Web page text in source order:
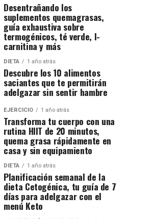
Desentrañando los
suplementos quemagrasas,
guía exhaustiva sobre
termogénicos, té verde, l-
carnitina y más
DIETA 1 año atrás
Descubre los 10 alimentos
saciantes que te permitirán
adelgazar sin sentir hambre
EJERCICIO 1 año atrás
Transforma tu cuerpo con una
rutina HIIT de 20 minutos,
quema grasa rápidamente en
casa y sin equipamiento
DIETA 1 año atrás
Planificación semanal de la
dieta Cetogénica, tu guía de 7
días para adelgazar con el
menú Keto